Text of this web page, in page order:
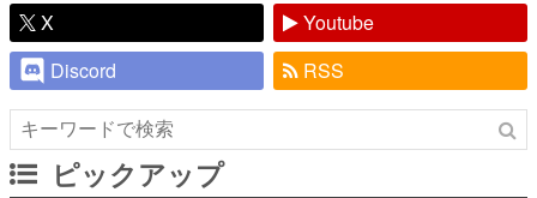
X
Youtube
Discord
RSS
ピックアップ